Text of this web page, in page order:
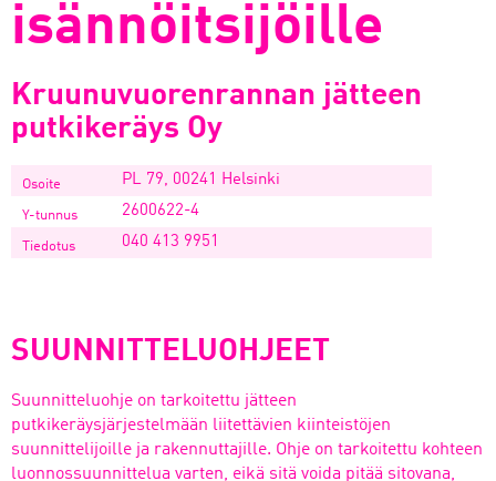
isännöitsijöille
Kruunuvuorenrannan jätteen
putkikeräys Oy
Osoite PL 79, 00241 Helsinki
Y-tunnus 2600622-4
Tiedotus 040 413 9951
SUUNNITTELUOHJEET
Suunnitteluohje on tarkoitettu jätteen
putkikeräysjärjestelmään liitettävien kiinteistöjen
suunnittelijoille ja rakennuttajille. Ohje on tarkoitettu kohteen
luonnossuunnittelua varten, eikä sitä voida pitää sitovana,